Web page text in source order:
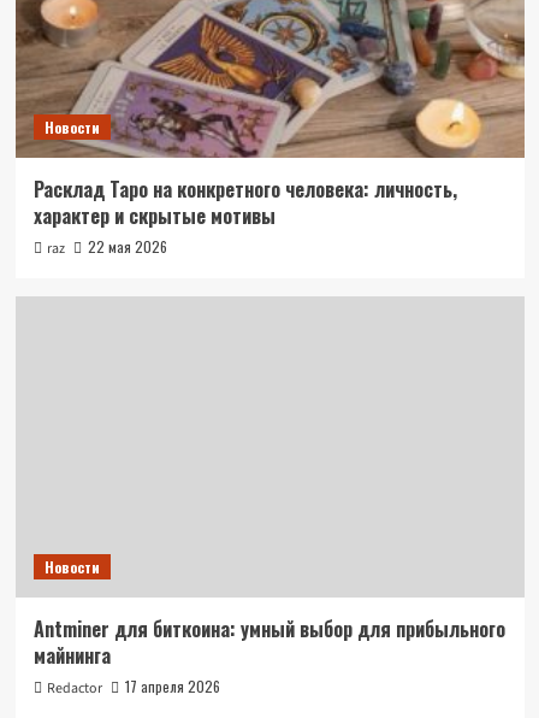
Новости
Расклад Таро на конкретного человека: личность,
характер и скрытые мотивы
raz 22 мая 2026
Новости
Antminer для биткоина: умный выбор для прибыльного
майнинга
Redactor 17 апреля 2026